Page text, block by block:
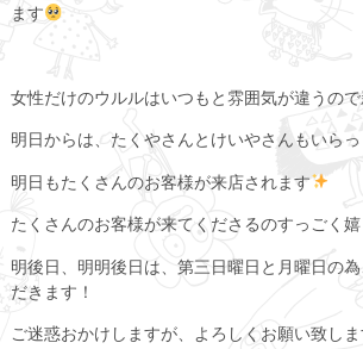
ます
女性だけのウルルはいつもと雰囲気が違うの
明日からは、たくやさんとけいやさんもいらっ
明日もたくさんのお客様が来店されます
たくさんのお客様が来てくださるのすっごく
明後日、明明後日は、第三日曜日と月曜日の
だきます！
ご迷惑おかけしますが、よろしくお願い致しま